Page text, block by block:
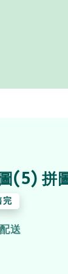
(5) 拼
完
送